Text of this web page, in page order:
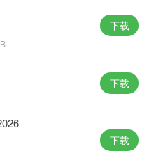
时间不限大小
所有主流视频画质要求
都有安排网课教学，嗨格式录
在线课程，让孩子们随时随地
下载
下载
下载